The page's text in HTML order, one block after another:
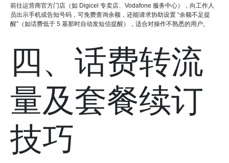
前往运营商官方门店（如 Digicel 专卖店、Vodafone 服务中心），向工作人
员出示手机或告知号码，可免费查询余额，还能请求协助设置 “余额不足提
醒”（如话费低于 5 基那时自动发短信提醒），适合对操作不熟悉的用户。
四、话费转流
量及套餐续订
技巧